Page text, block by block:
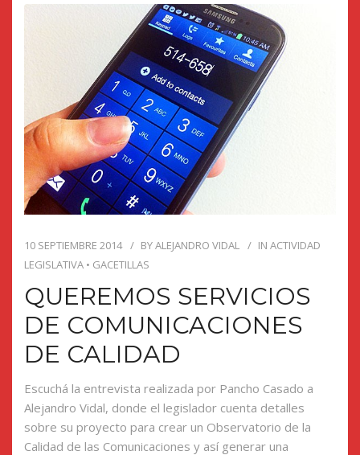
10 SEPTIEMBRE 2014 BYALEJANDRO VIDAL IN ACTIVIDAD
LEGISLATIVA • GACETILLAS
QUEREMOS SERVICIOS
DE COMUNICACIONES
DE CALIDAD
Escuchá la entrevista realizada por Pancho Casado a
Alejandro Vidal, donde el legislador cuenta detalles
sobre su proyecto para crear un Observatorio de la
Calidad de las Comunicaciones y así generar una